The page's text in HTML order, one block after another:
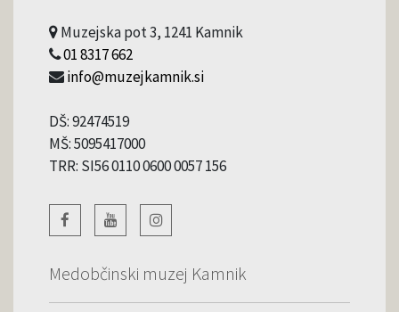
Muzejska pot 3, 1241 Kamnik
01 8317 662
info@muzejkamnik.si
DŠ: 92474519
MŠ: 5095417000
TRR: SI56 0110 0600 0057 156
Medobčinski muzej Kamnik